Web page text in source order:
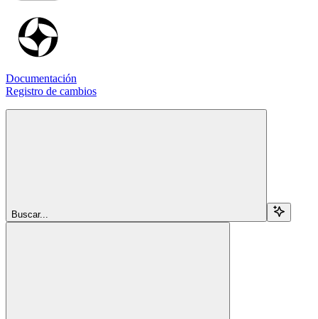
Documentación
Registro de cambios
Buscar...